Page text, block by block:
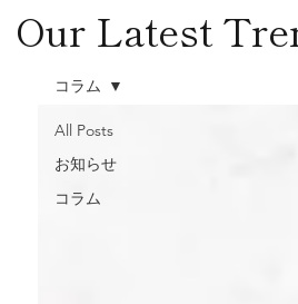
Our Latest
All Posts
お知らせ
コラム
コラム